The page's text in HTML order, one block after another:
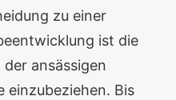
zu einer
ist die
ansässigen
einzubeziehen. Bis